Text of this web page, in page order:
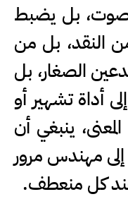
بل يضبط
من النقد، بل من
الصغار، بل
أداة تشهير أو
ينبغي أن
مهندس مرور
كل منعطف.